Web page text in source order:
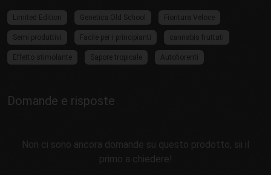
Limited Edition Genetica Old School Fioritura Veloce
Semi produttivi Facile per i principianti cannabis fruttati
Effetto stimolante Sapore tropicale Autofiorenti
Domande e risposte
Non ci sono ancora domande su questo prodotto, sii il
primo a chiedere!